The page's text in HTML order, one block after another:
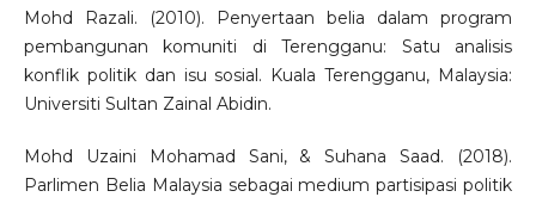
Mohd Razali. (2010). Penyertaan belia dalam program
pembangunan komuniti di Terengganu: Satu analisis
konflik politik dan isu sosial. Kuala Terengganu, Malaysia:
Universiti Sultan Zainal Abidin.
Mohd Uzaini Mohamad Sani, & Suhana Saad. (2018).
Parlimen Belia Malaysia sebagai medium partisipasi politik